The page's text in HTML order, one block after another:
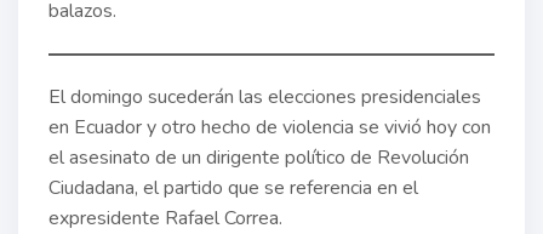
balazos.
El domingo sucederán las elecciones presidenciales
en Ecuador y otro hecho de violencia se vivió hoy con
el asesinato de un dirigente político de Revolución
Ciudadana, el partido que se referencia en el
expresidente Rafael Correa.